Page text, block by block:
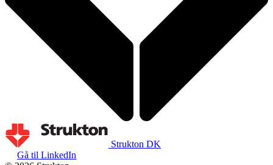
Strukton DK
Gå til LinkedIn